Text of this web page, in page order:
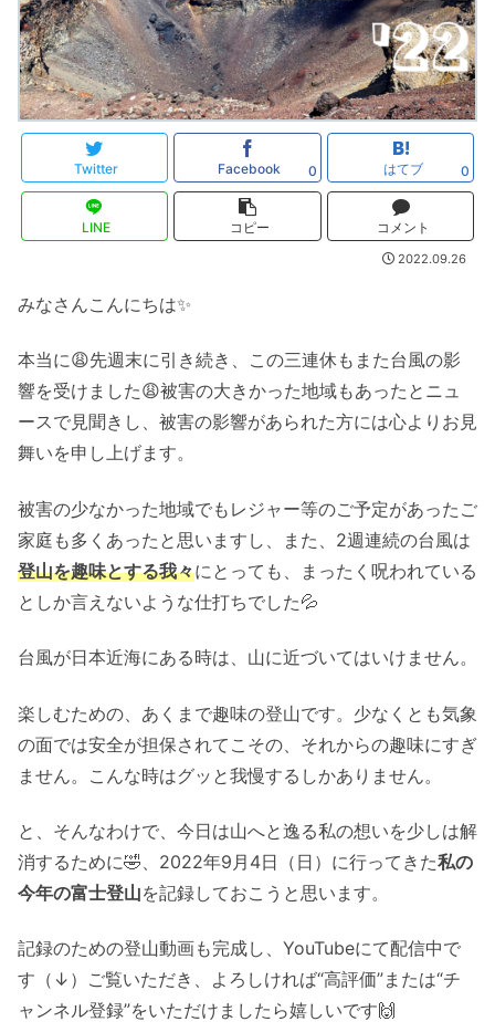
Twitter Facebook 0 はてブ 0
LINE コピー コメント
2022.09.26
みなさんこんにちは✨
本当に😩先週末に引き続き、この三連休もまた台風の影
響を受けました😩被害の大きかった地域もあったとニュ
ースで見聞きし、被害の影響があられた方には心よりお見
舞いを申し上げます。
被害の少なかった地域でもレジャー等のご予定があったご
家庭も多くあったと思いますし、また、2週連続の台風は
登山を趣味とする我々にとっても、まったく呪われている
としか言えないような仕打ちでした💦
台風が日本近海にある時は、山に近づいてはいけません。
楽しむための、あくまで趣味の登山です。少なくとも気象
の面では安全が担保されてこその、それからの趣味にすぎ
ません。こんな時はグッと我慢するしかありません。
と、そんなわけで、今日は山へと逸る私の想いを少しは解
消するために🤣、2022年9月4日（日）に行ってきた私の
今年の富士登山を記録しておこうと思います。
記録のための登山動画も完成し、YouTubeにて配信中で
す（↓）ご覧いただき、よろしければ“高評価”または“チ
ャンネル登録”をいただけましたら嬉しいです🙌